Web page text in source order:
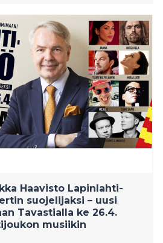
ja -toimijoille. Konsertissa oli
yhteisöllinen ja
Lapinlahti-säätiö on perustettu
vanhalle mielisairaala-alueelle
vuoden aikana Helsingin
kansalaistoimijoiden
taiteiden, kulttuurin, mielen
keskuksen tueksi.
Haavisto Lapinlahti-
suojelijaksi – uusi
Tavastialla ke 26.4.
musiikin